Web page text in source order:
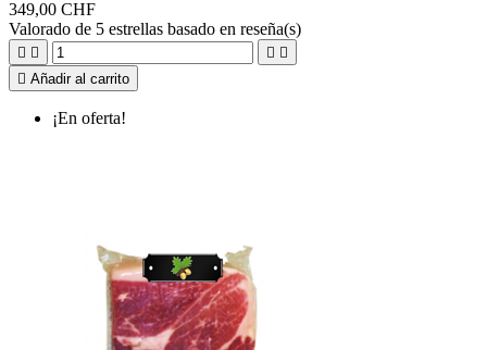
349,00 CHF
Valorado de 5 estrellas basado en reseña(s)
   
 Añadir al carrito
¡En oferta!